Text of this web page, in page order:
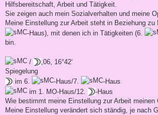
Hilfsbereitschaft, Arbeit und Tätigkeit.
Sie zeigen auch mein Sozialverhalten und meine
Meine Einstellung zur Arbeit steht in Beziehung zu
-Haus), mit denen ich in Tätigkeiten (6.
bin.
/
,06, 16°42‘
Spiegelung
im 6.
-Haus/7.
-Haus
im 1. MO-Haus/12.
-Haus
Wie bestimmt meine Einstellung zur Arbeit meinen
Meine Einstellung verändert sich ständig, je nach